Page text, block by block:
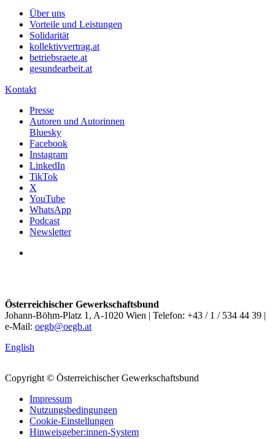
Über uns
Vorteile und Leistungen
Solidarität
kollektivvertrag.at
betriebsraete.at
gesundearbeit.at
Kontakt
Presse
Autoren und Autorinnen
Bluesky
Facebook
Instagram
LinkedIn
TikTok
X
YouTube
WhatsApp
Podcast
Newsletter
Österreichischer Gewerkschaftsbund
Johann-Böhm-Platz 1, A-1020 Wien | Telefon: +43 / 1 / 534 44 39 |
e-Mail: oegb@oegb.at
English
Copyright © Österreichischer Gewerkschaftsbund
Impressum
Nutzungsbedingungen
Cookie-Einstellungen
Hinweisgeber:innen-System